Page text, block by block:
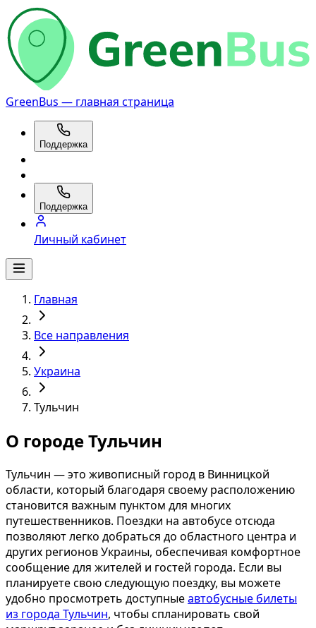
GreenBus — главная страница
Поддержка
Поддержка
Личный кабинет
Главная
Все направления
Украина
Тульчин
О городе Тульчин
Тульчин — это живописный город в Винницкой
области, который благодаря своему расположению
становится важным пунктом для многих
путешественников. Поездки на автобусе отсюда
позволяют легко добраться до областного центра и
других регионов Украины, обеспечивая комфортное
сообщение для жителей и гостей города. Если вы
планируете свою следующую поездку, вы можете
удобно просмотреть доступныеавтобусные билеты
из города Тульчин, чтобы спланировать свой